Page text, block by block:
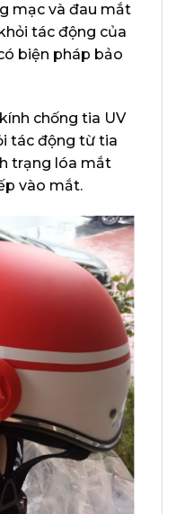
mạc và đau mắt
tác động của
biện pháp bảo
chống tia UV
tác động từ tia
trạng lóa mắt
vào mắt.